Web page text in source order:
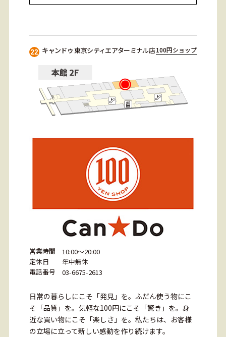
キャンドゥ 東京シティエアターミナル店100円ショップ
営業時間
10:00～20:00
定休日
年中無休
電話番号
03-6675-2613
日常の暮らしにこそ「発見」を。ふだん使う物にこ
そ「品質」を。気軽な100円にこそ「驚き」を。身
近な買い物にこそ「楽しさ」を。私たちは、お客様
の立場に立って新しい感動を作り続けます。